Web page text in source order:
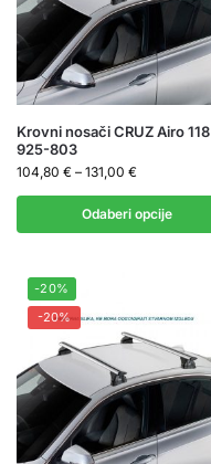
Krovni nosači CRUZ Airo 118
925-803
104,80 € – 131,00 €
Odaberi opcije
-20%
-20%